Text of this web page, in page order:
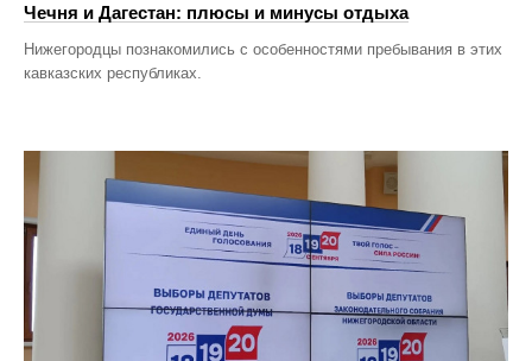
Чечня и Дагестан: плюсы и минусы отдыха
Нижегородцы познакомились с особенностями пребывания в этих
кавказских республиках.